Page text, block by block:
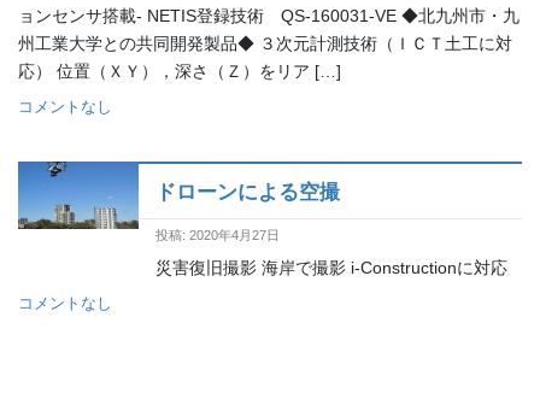
ョンセンサ搭載- NETIS登録技術 QS-160031-VE ◆北九州市・九
州工業大学との共同開発製品◆ ３次元計測技術（ＩＣＴ土工に対
応） 位置（ＸＹ），深さ（Ｚ）をリア […]
コメントなし
ドローンによる空撮
投稿: 2020年4月27日
災害復旧撮影 海岸で撮影 i-Constructionに対応
コメントなし